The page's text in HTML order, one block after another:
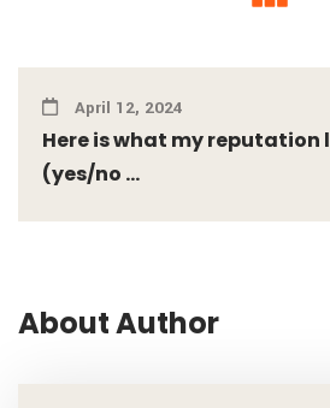
April 12, 2024
Here is what my reputation
(yes/no ...
About Author